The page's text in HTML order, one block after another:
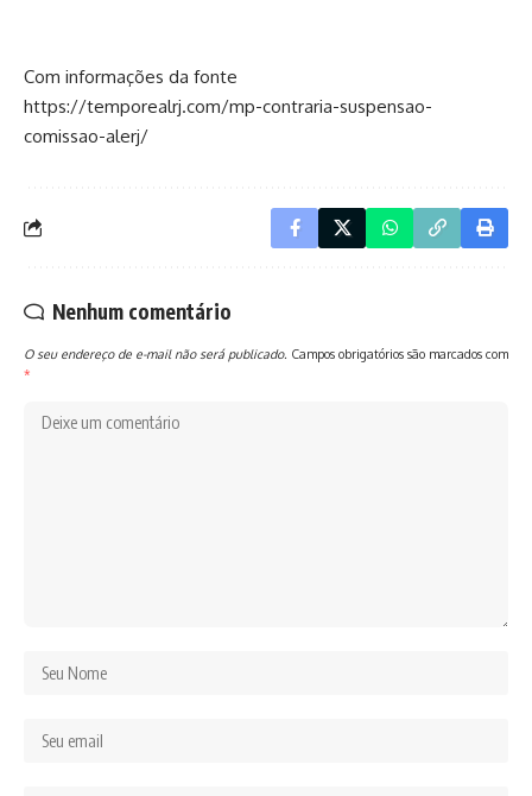
Com informações da fonte
https://temporealrj.com/mp-contraria-suspensao-
comissao-alerj/
Nenhum comentário
O seu endereço de e-mail não será publicado. Campos obrigatórios são marcados com
*